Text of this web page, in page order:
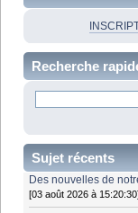
Recherche
Sujet récents
Des nouvelles de
[03 août 2026 à